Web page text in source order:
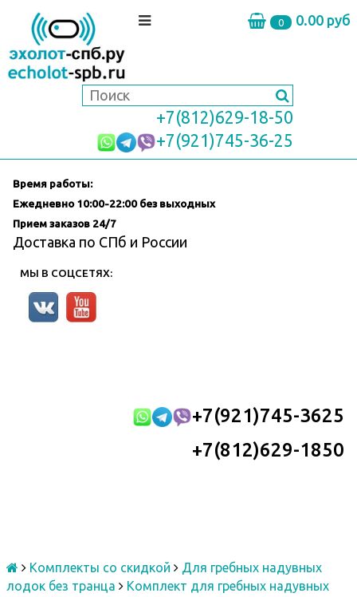
0 0.00 руб
+7(812)629-18-50
+7(921)745-36-25
Время работы:
Ежедневно 10:00-22:00 без выходных
Прием заказов 24/7
Доставка по СПб и России
МЫ В СОЦСЕТЯХ:
+7(921)745-3625
+7(812)629-1850
Комплекты со скидкой
Для гребных надувных
лодок без транца
Комплект для гребных надувных